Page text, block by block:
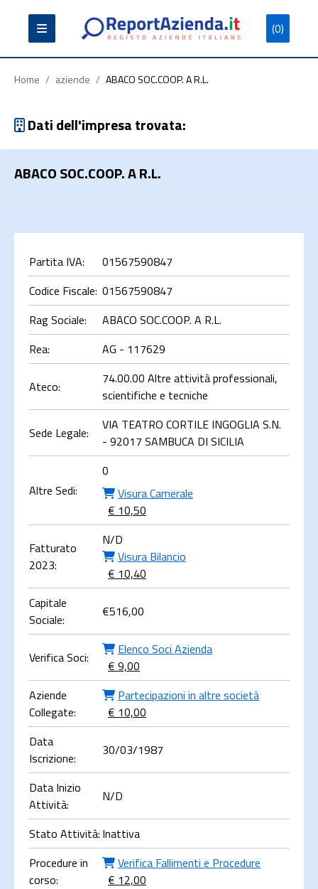
(0)
Partita
Iva
Codice
Fiscale
Ragione
Sociale
Cerca
Home / aziende / ABACO SOC.COOP. A R.L.
Dati dell'impresa trovata:
ABACO SOC.COOP. A R.L.
Partita IVA:
01567590847
Codice Fiscale: 01567590847
Rag Sociale:
ABACO SOC.COOP. A R.L.
Rea:
AG - 117629
Ateco:
74.00.00 Altre attività professionali,
scientifiche e tecniche
Sede Legale:
VIA TEATRO CORTILE INGOGLIA S.N.
- 92017 SAMBUCA DI SICILIA
Altre Sedi:
0
Visura Camerale
€ 10,50
Fatturato
2023:
N/D
Visura Bilancio
€ 10,40
Capitale
Sociale:
€516,00
Verifica Soci:
Elenco Soci Azienda
€ 9,00
Aziende
Collegate:
Partecipazioni in altre società
€ 10,00
Data
Iscrizione:
30/03/1987
Data Inizio
Attività:
N/D
Stato Attività: Inattiva
Procedure in
corso:
Verifica Fallimenti e Procedure
€ 12,00